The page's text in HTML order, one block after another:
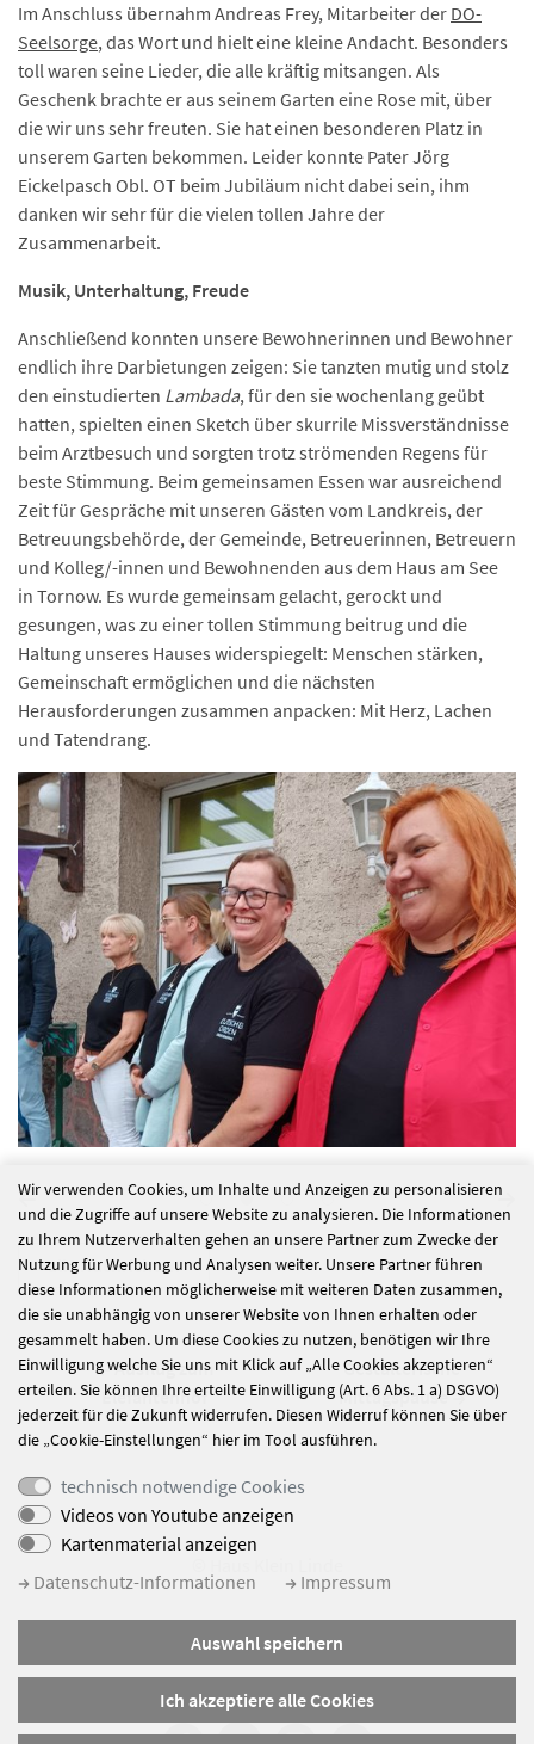
Im Anschluss übernahm Andreas Frey, Mitarbeiter der DO-
Seelsorge, das Wort und hielt eine kleine Andacht. Besonders
toll waren seine Lieder, die alle kräftig mitsangen. Als
Geschenk brachte er aus seinem Garten eine Rose mit, über
die wir uns sehr freuten. Sie hat einen besonderen Platz in
unserem Garten bekommen. Leider konnte Pater Jörg
Eickelpasch Obl. OT beim Jubiläum nicht dabei sein, ihm
danken wir sehr für die vielen tollen Jahre der
Zusammenarbeit.
Musik, Unterhaltung, Freude
Anschließend konnten unsere Bewohnerinnen und Bewohner
endlich ihre Darbietungen zeigen: Sie tanzten mutig und stolz
den einstudierten Lambada, für den sie wochenlang geübt
hatten, spielten einen Sketch über skurrile Missverständnisse
beim Arztbesuch und sorgten trotz strömenden Regens für
beste Stimmung. Beim gemeinsamen Essen war ausreichend
Zeit für Gespräche mit unseren Gästen vom Landkreis, der
Betreuungsbehörde, der Gemeinde, Betreuerinnen, Betreuern
und Kolleg/-innen und Bewohnenden aus dem Haus am See
in Tornow. Es wurde gemeinsam gelacht, gerockt und
gesungen, was zu einer tollen Stimmung beitrug und die
Haltung unseres Hauses widerspiegelt: Menschen stärken,
Gemeinschaft ermöglichen und die nächsten
Herausforderungen zusammen anpacken: Mit Herz, Lachen
und Tatendrang.
alle Nachrichten
Ausflug zum
Elefantenhof
Gestalterische
Mittagspause
Datenschutz
Wir verwenden Cookies, um Inhalte und Anzeigen zu personalisieren
und die Zugriffe auf unsere Website zu analysieren. Die Informationen
zu Ihrem Nutzerverhalten gehen an unsere Partner zum Zwecke der
Nutzung für Werbung und Analysen weiter. Unsere Partner führen
diese Informationen möglicherweise mit weiteren Daten zusammen,
die sie unabhängig von unserer Website von Ihnen erhalten oder
gesammelt haben. Um diese Cookies zu nutzen, benötigen wir Ihre
Einwilligung welche Sie uns mit Klick auf „Alle Cookies akzeptieren“
erteilen. Sie können Ihre erteilte Einwilligung (Art. 6 Abs. 1 a) DSGVO)
jederzeit für die Zukunft widerrufen. Diesen Widerruf können Sie über
die „Cookie-Einstellungen“ hier im Tool ausführen.
technisch notwendige Cookies
Videos von Youtube anzeigen
Kartenmaterial anzeigen
Datenschutz-Informationen
Impressum
Auswahl speichern
Ich akzeptiere alle Cookies